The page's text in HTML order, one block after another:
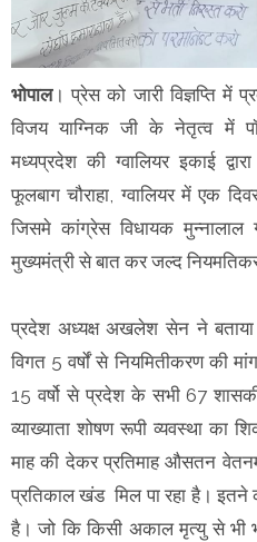
भोपाल। प्रेस को जारी विज्ञप्ति में
विजय याग्निक जी के नेतृत्व में
मध्यप्रदेश की ग्वालियर इकाई
फूलबाग चौराहा, ग्वालियर में एक
जिसमे कांग्रेस विधायक
मुख्यमंत्री से बात कर जल्द
प्रदेश अध्यक्ष अखलेश सेन ने बताया
विगत 5 वर्षों से नियमितीकरण की
15 वर्षो से प्रदेश के सभी 67
व्याख्याता शोषण रूपी व्यवस्था का
माह की देकर प्रतिमाह औसतन
प्रतिकाल खंड मिल पा रहा है।
है। जो कि किसी अकाल मृत्यु से भी